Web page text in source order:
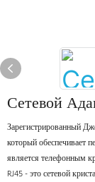
Сетевой
Зарегистрированный
который обеспечивает
является телефонным
RJ45 - это сетевой